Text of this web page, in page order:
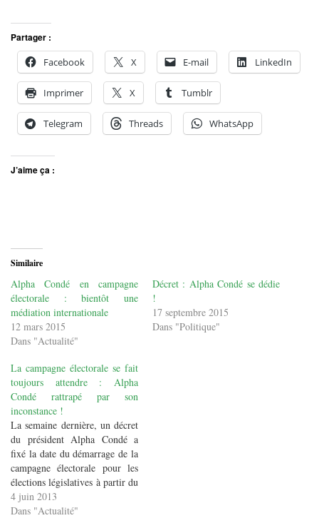
Partager :
Facebook
X E-mail LinkedIn
Imprimer X Tumblr
Telegram Threads WhatsApp
J’aime ça :
Similaire
Alpha Condé en campagne
électorale : bientôt une
médiation internationale
12 mars 2015
Dans "Actualité"
Décret : Alpha Condé se dédie
!
17 septembre 2015
Dans "Politique"
La campagne électorale se fait
toujours attendre : Alpha
Condé rattrapé par son
inconstance !
La semaine dernière, un décret
du président Alpha Condé a
fixé la date du démarrage de la
campagne électorale pour les
élections législatives à partir du
30 mai. Mais sur le terrain, il
faut dire que cette campagne
4 juin 2013
Dans "Actualité"